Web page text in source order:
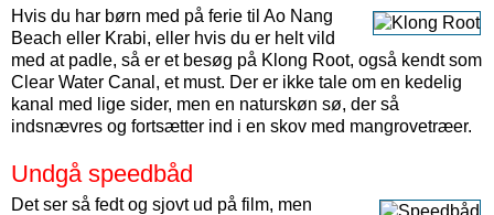
Hvis du har børn med på ferie til Ao Nang
Beach eller Krabi, eller hvis du er helt vild
med at padle, så er et besøg på Klong Root, også kendt som
Clear Water Canal, et must. Der er ikke tale om en kedelig
kanal med lige sider, men en naturskøn sø, der så
indsnævres og fortsætter ind i en skov med mangrovetræer.
Undgå speedbåd
Det ser så fedt og sjovt ud på film, men